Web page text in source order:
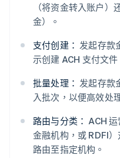
（将资金转入账户）
金）。
支付创建： 发起存款
示创建 ACH 支付文件
批量处理： 发起存款
入批次，以便高效处
路由与分类： ACH
金融机构，或 RDFI
路由至指定机构。